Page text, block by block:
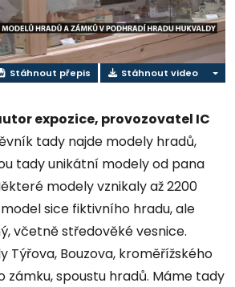
video
Stáhnout přepis Stáhnout video
expozice, provozovatel IC
tady najde modely hradů,
tady unikátní modely od pana
modely vznikaly až 2200
sice fiktivního hradu, ale
včetně středověké vesnice.
Týřova, Bouzova, kroměřížského
zámku, spoustu hradů. Máme tady